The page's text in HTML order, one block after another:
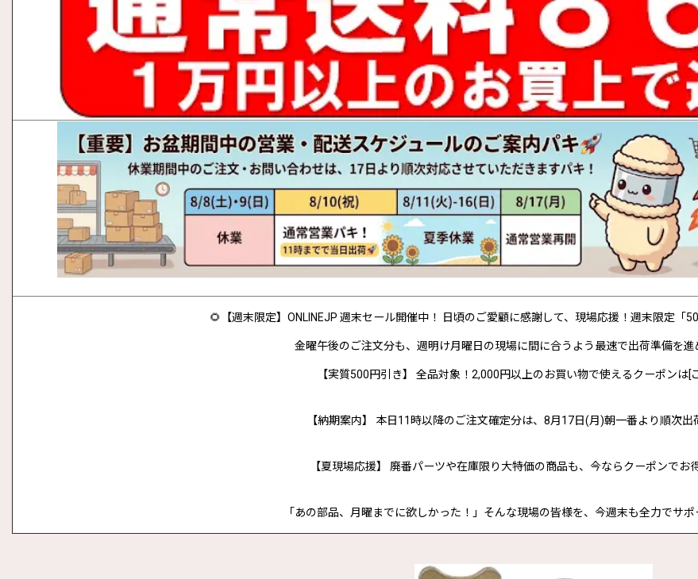
🌻【週末限定】ONLINEJP 週末セール開催中！ 日頃のご愛顧に感謝して、現場応援！週末限定「
金曜午後のご注文分も、週明け月曜日の現場に間に合うよう最速で出荷準備を進
【実質500円引き】 全品対象！2,000円以上のお買い物で使えるクーポンは[
【納期案内】 本日11時以降のご注文確定分は、8月17日(月)朝一番より順次出
【夏現場応援】 廃番パーツや在庫限り大特価の商品も、今ならクーポンでお
「あの部品、月曜までに欲しかった！」そんな現場の皆様を、今週末も全力でサポ